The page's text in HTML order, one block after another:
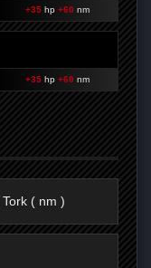
+35hp +60 nm
+35hp +60 nm
Tork ( nm )